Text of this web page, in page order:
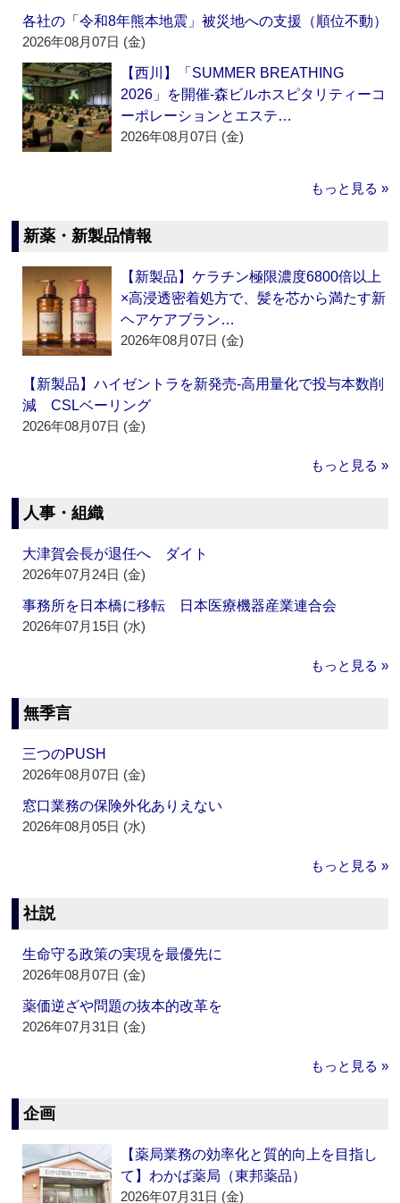
各社の「令和8年熊本地震」被災地への支援（順位不動）
2026年08月07日 (金)
【西川】「SUMMER BREATHING
2026」を開催‐森ビルホスピタリティーコ
ーポレーションとエステ…
2026年08月07日 (金)
もっと見る »
新薬・新製品情報
【新製品】ケラチン極限濃度6800倍以上
×高浸透密着処方で、髪を芯から満たす新
ヘアケアブラン…
2026年08月07日 (金)
【新製品】ハイゼントラを新発売‐高用量化で投与本数削
減 CSLベーリング
2026年08月07日 (金)
もっと見る »
人事・組織
大津賀会長が退任へ ダイト
2026年07月24日 (金)
事務所を日本橋に移転 日本医療機器産業連合会
2026年07月15日 (水)
もっと見る »
無季言
三つのPUSH
2026年08月07日 (金)
窓口業務の保険外化ありえない
2026年08月05日 (水)
もっと見る »
社説
生命守る政策の実現を最優先に
2026年08月07日 (金)
薬価逆ざや問題の抜本的改革を
2026年07月31日 (金)
もっと見る »
企画
【薬局業務の効率化と質的向上を目指し
て】わかば薬局（東邦薬品）
2026年07月31日 (金)